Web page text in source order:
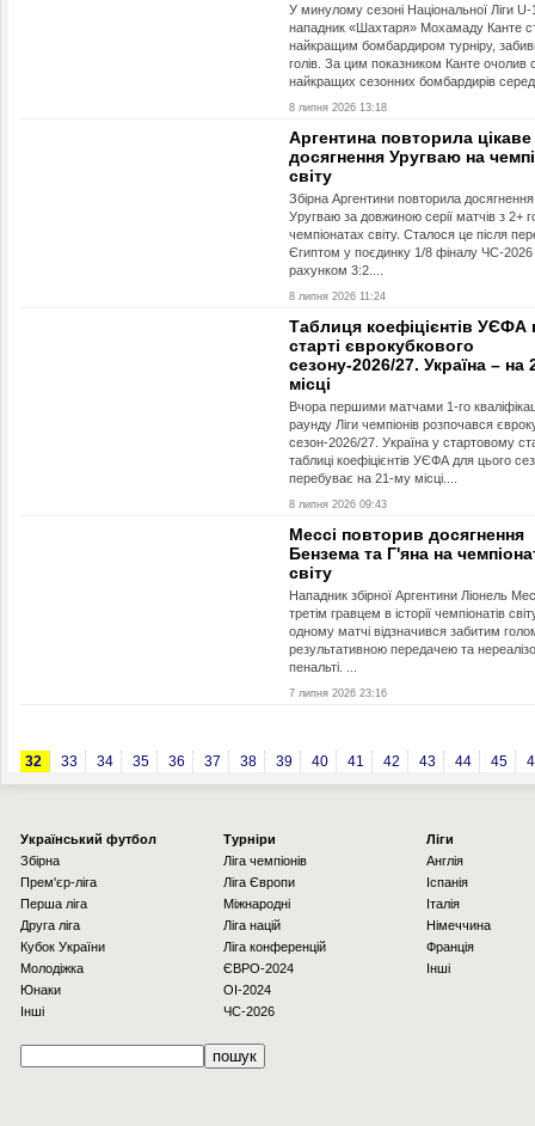
У минулому сезоні Національної Ліги U-
нападник «Шахтаря» Мохамаду Канте
найкращим бомбардиром турніру,
голів. За цим показником Канте очолив
найкращих сезонних бомбардирів серед
8 липня 2026 13:18
Аргентина повторила цікаве
досягнення Уругваю на
світу
Збірна Аргентини повторила досягнення
Уругваю за довжиною серії матчів з 2+
чемпіонатах світу. Сталося це після
Єгиптом у поєдинку 1/8 фіналу ЧС-2026
рахунком 3:2....
8 липня 2026 11:24
Таблиця коефіцієнтів УЄФА
старті єврокубкового
сезону-2026/27. Україна – на
місці
Вчора першими матчами 1-го
раунду Ліги чемпіонів розпочався
сезон-2026/27. Україна у стартовому
таблиці коефіцієнтів УЄФА для цього
перебуває на 21-му місці....
8 липня 2026 09:43
Мессі повторив досягнення
Бензема та Г'яна на
світу
Нападник збірної Аргентини Ліонель
третім гравцем в історії чемпіонатів
одному матчі відзначився забитим
результативною передачею та
пенальті. ...
7 липня 2026 23:16
32 33 34 35 36 37 38 39 40 41 42 43 44 45
Українcький футбол
Збірна
Прем'єр-ліга
Перша ліга
Друга ліга
Кубок України
Молодіжка
Юнаки
Інші
Турніри
Ліга чемпіонів
Ліга Європи
Міжнародні
Ліга націй
Ліга конференцій
ЄВРО-2024
OI-2024
ЧС-2026
Ліги
Англія
Іспанія
Італія
Німеччина
Франція
Інші